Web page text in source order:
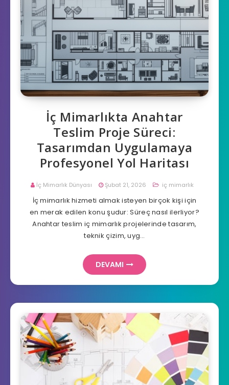
İç Mimarlıkta Anahtar
Teslim Proje Süreci:
Tasarımdan Uygulamaya
Profesyonel Yol Haritası
İç Mimarlık Dünyası Şubat 21, 2026 iç mimarlık
İç mimarlık hizmeti almak isteyen birçok kişi için
en merak edilen konu şudur: Süreç nasıl ilerliyor?
Anahtar teslim iç mimarlık projelerinde tasarım,
teknik çizim, uyg…
DEVAMI